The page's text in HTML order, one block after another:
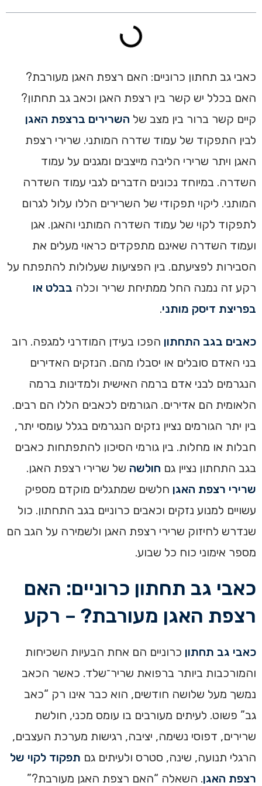
כאבי גב תחתון כרוניים: האם רצפת האגן מעורבת?
האם בכלל יש קשר בין רצפת האגן וכאב גב תחתון?
קיים קשר ברור בין מצב של השרירים ברצפת האגן
לבין התפקוד של עמוד שדרה המותני. שרירי רצפת
האגן ויתר שרירי הליבה מייצבים ומגנים על עמוד
השדרה. במיוחד נכונים הדברים לגבי עמוד השדרה
המותני. ליקוי תפקודי של השרירים הללו עלול לגרום
לתפקוד לקוי של עמוד השדרה המותני והאגן. אגן
ועמוד השדרה שאינם מתפקדים כראוי מעלים את
הסבירות לפציעתם. בין הפציעות שעלולות להתפתח על
רקע זה נמנה החל ממתיחת שריר וכלה בבלט או
בפריצת דיסק מותני.
כאבים בגב התחתון הפכו בעידן המודרני למגפה. רוב
בני האדם סובלים או יסבלו מהם. הנזקים האדירים
הנגרמים לבני אדם ברמה האישית ולמדינות ברמה
הלאומית הם אדירים. הגורמים לכאבים הללו הם רבים.
בין יתר הגורמים נציין נזקים הנגרמים בגלל עומסי יתר,
חבלות או מחלות. בין גורמי הסיכון להתפתחות כאבים
בגב התחתון נציין גם חולשה של שרירי רצפת האגן.
שרירי רצפת האגן חלשים שמתגלים מוקדם מספיק
עשויים למנוע נזקים וכאבים כרוניים בגב התחתון. כול
שנדרש לחיזוק שרירי רצפת האגן ולשמירה על הגב הם
מספר אימוני כוח כל שבוע.
כאבי גב תחתון כרוניים: האם
רצפת האגן מעורבת? – רקע
כאבי גב תחתון כרוניים הם אחת הבעיות השכיחות
והמורכבות ביותר ברפואת שריר־שלד. כאשר הכאב
נמשך מעל שלושה חודשים, הוא כבר אינו רק “כאב
גב” פשוט. לעיתים מעורבים בו עומס מכני, חולשת
שרירים, דפוסי נשימה, יציבה, רגישות מערכת העצבים,
הרגלי תנועה, שינה, סטרס ולעיתים גם תפקוד לקוי של
רצפת האגן. השאלה “האם רצפת האגן מעורבת?”